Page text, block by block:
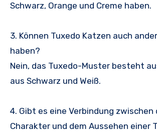
Schwarz, Orange und Creme haben.
3. Können Tuxedo Katzen auch
haben?
Nein, das Tuxedo-Muster besteht
aus Schwarz und Weiß.
4. Gibt es eine Verbindung zwischen
Charakter und dem Aussehen einer